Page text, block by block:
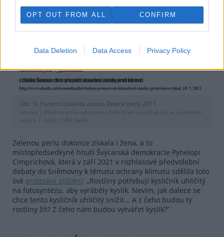
OPT OUT FROM ALL CONFIRM
Data Deletion Data Access Privacy Policy
Obr. 9. Pamětní plaketa autora Zelené perly 2011
Licence |
Všechna práva vyhrazena. Další šíření je možné jen se souhlasem
autora
Zdroj | Děti Země
Zelenou perlu dokonce získala i žena, a to
místopředsedkyně hnutí Švýcarská demokracie Pynelopi
Cimprichová, která v září 2021 v rozhlasové předvolební
debaty do Sněmovny k tématu ochrany klimatu sdělila toto
své groteskní zjištění: „Rostliny potřebují kysličník uhličitý
na fotosyntézu, aby vyráběly kyslík. Nevím, jak dalece se
chce tento kysličník uhličitý snížit... A z čeho budou ty
rostliny žít? Z čeho nám budou vytvářet kyslík?“